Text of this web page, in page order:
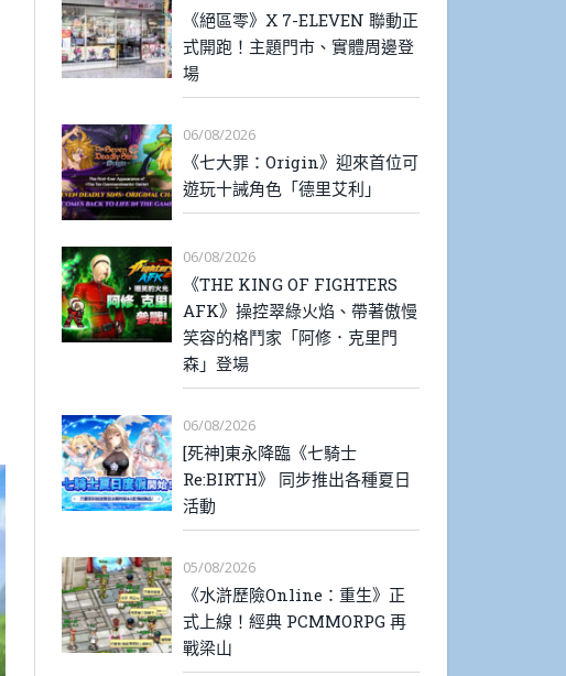
《絕區零》X 7-ELEVEN 聯動正
式開跑！主題門市、實體周邊登
場
06/08/2026
《七大罪：Origin》迎來首位可
遊玩十誡角色「德里艾利」
06/08/2026
《THE KING OF FIGHTERS
AFK》操控翠綠火焰、帶著傲慢
笑容的格鬥家「阿修．克里門
森」登場
06/08/2026
[死神]東永降臨《七騎士
Re:BIRTH》 同步推出各種夏日
活動
05/08/2026
《水滸歷險Online：重生》正
式上線！經典 PCMMORPG 再
戰梁山